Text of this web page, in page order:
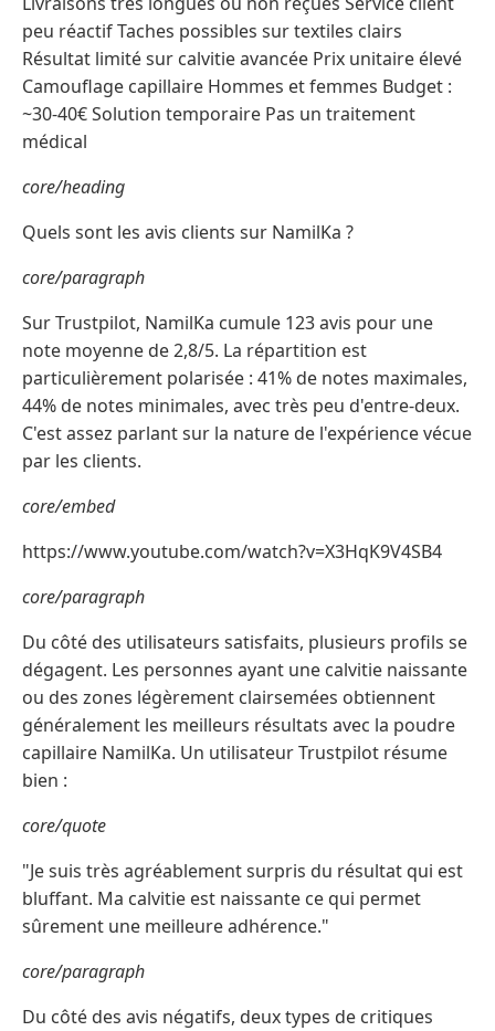
peu réactif Taches possibles sur textiles clairs
Résultat limité sur calvitie avancée Prix unitaire élevé
Camouflage capillaire Hommes et femmes Budget :
~30-40€ Solution temporaire Pas un traitement
médical
core/heading
Quels sont les avis clients sur NamilKa ?
core/paragraph
Sur Trustpilot, NamilKa cumule 123 avis pour une
note moyenne de 2,8/5. La répartition est
particulièrement polarisée : 41% de notes maximales,
44% de notes minimales, avec très peu d'entre-deux.
C'est assez parlant sur la nature de l'expérience vécue
par les clients.
core/embed
https://www.youtube.com/watch?v=X3HqK9V4SB4
core/paragraph
Du côté des utilisateurs satisfaits, plusieurs profils se
dégagent. Les personnes ayant une calvitie naissante
ou des zones légèrement clairsemées obtiennent
généralement les meilleurs résultats avec la poudre
capillaire NamilKa. Un utilisateur Trustpilot résume
bien :
core/quote
"Je suis très agréablement surpris du résultat qui est
bluffant. Ma calvitie est naissante ce qui permet
sûrement une meilleure adhérence."
core/paragraph
Du côté des avis négatifs, deux types de critiques